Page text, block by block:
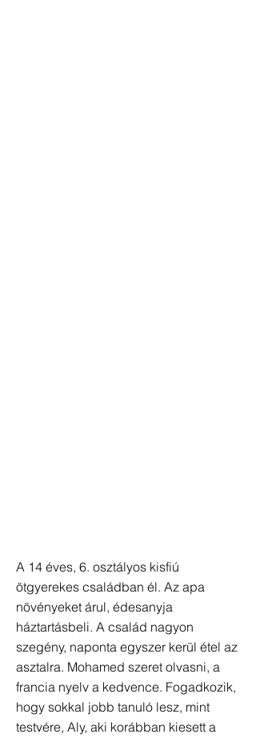
A 14 éves, 6. osztályos kisfiú
ötgyerekes családban él. Az apa
növényeket árul, édesanyja
háztartásbeli. A család nagyon
szegény, naponta egyszer kerül étel az
asztalra. Mohamed szeret olvasni, a
francia nyelv a kedvence. Fogadkozik,
hogy sokkal jobb tanuló lesz, mint
testvére, Aly, aki korábban kiesett a